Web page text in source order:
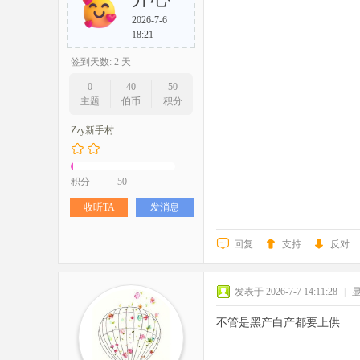
2026-7-6
18:21
签到天数: 2 天
0
主题
40
伯币
50
积分
Zzy新手村
积分 50
收听TA 发消息
回复 支持 反对
发表于 2026-7-7 14:11:28
不管是黑产白产都要上供